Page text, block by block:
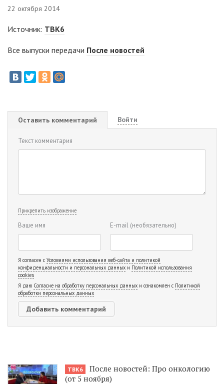
22 октября 2014
Источник: ТВК6
Все выпуски передачи После новостей
Оставить комментарий Войти
Текст комментария
Прикрепить изображение
Ваше имя E-mail (необязательно)
Я согласен с Условиями использования веб-сайта и политикой
конфиденциальности и персональных данных и Политикой использования
cookies
Я даю Согласие на обработку персональных данных и ознакомлен с Политикой
обработки персональных данных
ТВК6
После новостей: Про онкологию
(от 5 ноября)